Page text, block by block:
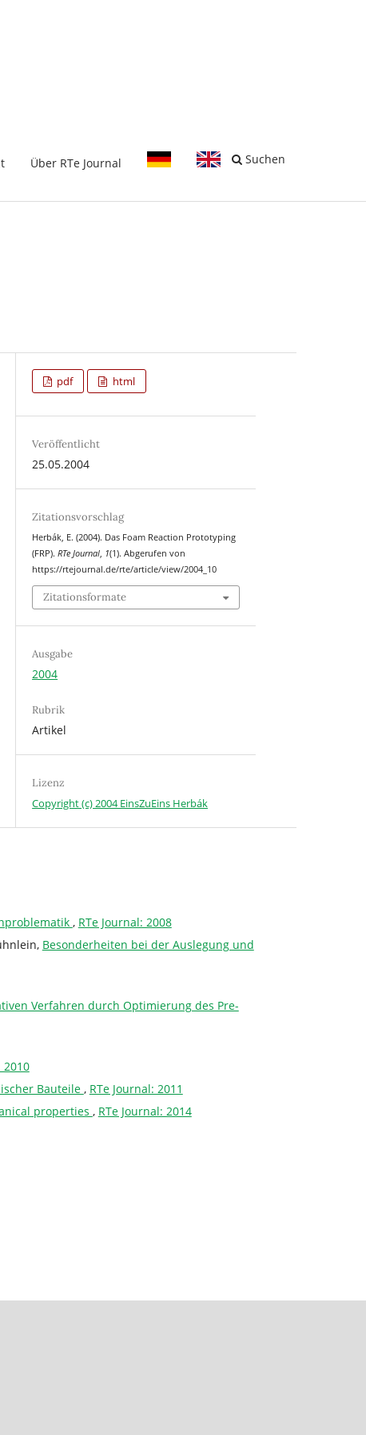
Über RTe Journal Suchen
pdf html
Veröffentlicht
25.05.2004
Zitationsvorschlag
Herbák, E. (2004). Das Foam Reaction Prototyping
(FRP).RTe Journal 1(1). Abgerufen von
https://rtejournal.de/rte/article/view/2004_10
Zitationsformate
Ausgabe
2004
Rubrik
Artikel
Lizenz
Copyright (c) 2004 EinsZuEins Herbák
, RTe Journal: 2008
Besonderheiten bei der Auslegung und
Verfahren durch Optimierung des Pre-
2010
Bauteile , RTe Journal: 2011
properties , RTe Journal: 2014